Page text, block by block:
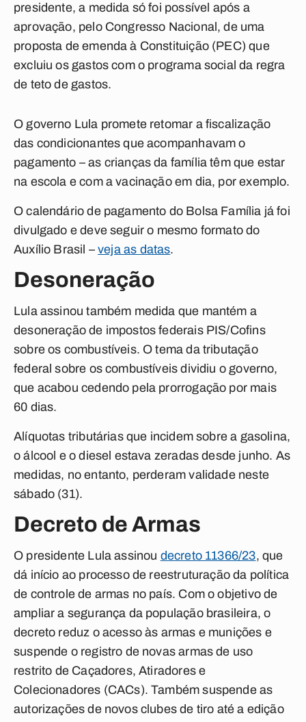
presidente, a medida só foi possível após a
aprovação, pelo Congresso Nacional, de uma
proposta de emenda à Constituição (PEC) que
excluiu os gastos com o programa social da regra
de teto de gastos.
O governo Lula promete retomar a fiscalização
das condicionantes que acompanhavam o
pagamento – as crianças da família têm que estar
na escola e com a vacinação em dia, por exemplo.
O calendário de pagamento do Bolsa Família já foi
divulgado e deve seguir o mesmo formato do
Auxílio Brasil –veja as datas.
Desoneração
Lula assinou também medida que mantém a
desoneração de impostos federais PIS/Cofins
sobre os combustíveis. O tema da tributação
federal sobre os combustíveis dividiu o governo,
que acabou cedendo pela prorrogação por mais
60 dias.
Alíquotas tributárias que incidem sobre a gasolina,
o álcool e o diesel estava zeradas desde junho. As
medidas, no entanto, perderam validade neste
sábado (31).
Decreto de Armas
O presidente Lula assinou decreto 11366/23, que
dá início ao processo de reestruturação da política
de controle de armas no país. Com o objetivo de
ampliar a segurança da população brasileira, o
decreto reduz o acesso às armas e munições e
suspende o registro de novas armas de uso
restrito de Caçadores, Atiradores e
Colecionadores (CACs). Também suspende as
autorizações de novos clubes de tiro até a edição